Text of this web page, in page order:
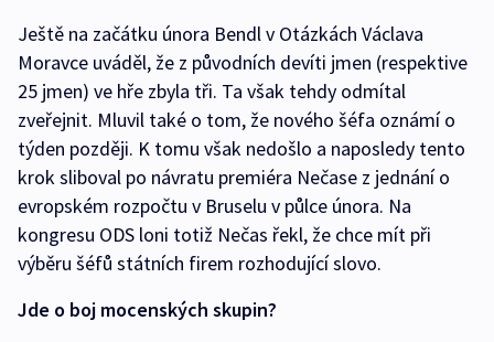
Ještě na začátku února Bendl v Otázkách Václava
Moravce uváděl, že z původních devíti jmen (respektive
25 jmen) ve hře zbyla tři. Ta však tehdy odmítal
zveřejnit. Mluvil také o tom, že nového šéfa oznámí o
týden později. K tomu však nedošlo a naposledy tento
krok sliboval po návratu premiéra Nečase z jednání o
evropském rozpočtu v Bruselu v půlce února. Na
kongresu ODS loni totiž Nečas řekl, že chce mít při
výběru šéfů státních firem rozhodující slovo.
Jde o boj mocenských skupin?